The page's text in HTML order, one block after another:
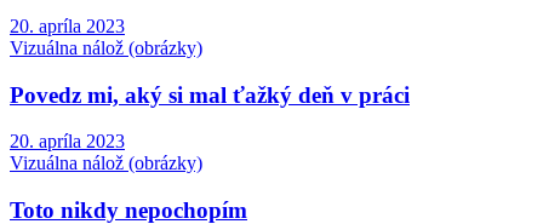
20. apríla 2023
Vizuálna nálož (obrázky)
Povedz mi, aký si mal ťažký deň v práci
20. apríla 2023
Vizuálna nálož (obrázky)
Toto nikdy nepochopím